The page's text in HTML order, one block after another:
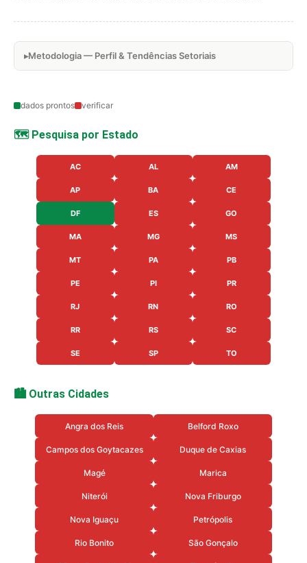
Metodologia — Perfil & Tendências Setoriais
dados prontos verificar
🗺️ Pesquisa por Estado
AC AL AM
AP BA CE
DF ES GO
MA MG MS
MT PA PB
PE PI PR
RJ RN RO
RR RS SC
SE SP TO
🏙️ Outras Cidades
Angra dos Reis Belford Roxo
Campos dos Goytacazes Duque de Caxias
Magé Marica
Niterói Nova Friburgo
Nova Iguaçu Petrópolis
Rio Bonito São Gonçalo